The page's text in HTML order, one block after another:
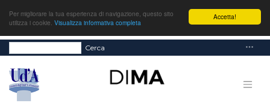
Accetta!
Per migliorare la tua esperienza di navigazione, questo sito
utilizza i cookie. Visualizza informativa completa
Cerca